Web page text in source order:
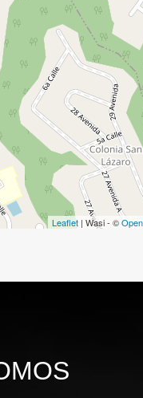
Leaflet | Wasi - ©